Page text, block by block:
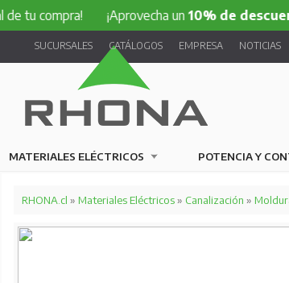
¡Aprovecha un10% de descuentoen
SUCURSALES CATÁLOGOS EMPRESA NOTICIAS
MATERIALES ELÉCTRICOS POTENCIA Y
RHONA.cl » Materiales Eléctricos» Canalización »